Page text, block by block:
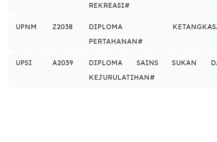
REKREASI#
UPNM Z2038
DIPLOMA
PERTAHANAN#
UPSI A2039
DIPLOMA SAINS SUKAN
KEJURULATIHAN#